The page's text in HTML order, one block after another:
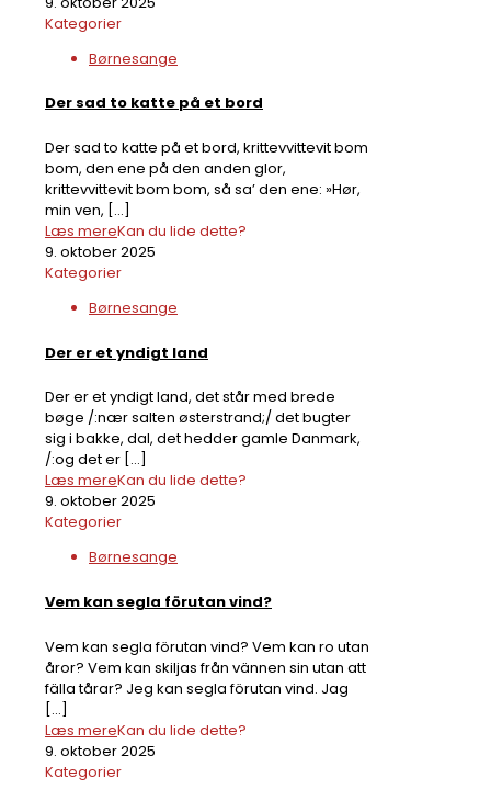
Kategorier
Børnesange
Der sad to katte på et bord
Der sad to katte på et bord, krittevvittevit bom
bom, den ene på den anden glor,
krittevvittevit bom bom, så sa’ den ene: »Hør,
min ven, […]
Kan du lide dette?
Læs mere
9. oktober 2025
Kategorier
Børnesange
Der er et yndigt land
Der er et yndigt land, det står med brede
bøge /:nær salten østerstrand;/ det bugter
sig i bakke, dal, det hedder gamle Danmark,
/:og det er […]
Kan du lide dette?
Læs mere
9. oktober 2025
Kategorier
Børnesange
Vem kan segla förutan vind?
Vem kan segla förutan vind? Vem kan ro utan
åror? Vem kan skiljas från vännen sin utan att
fälla tårar? Jeg kan segla förutan vind. Jag
[…]
Kan du lide dette?
Læs mere
9. oktober 2025
Kategorier